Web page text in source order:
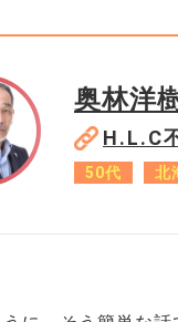
奥林洋
H.L.C
50代 北